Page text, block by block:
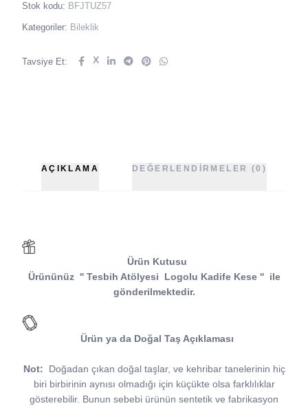
Stok kodu: BFJTUZ57
Kategoriler: Bileklik
Tavsiye Et: X
AÇIKLAMA DEĞERLENDIRMELER (0)
Ürün Kutusu
Ürününüz '' Tesbih Atölyesi Logolu Kadife Kese '' ile
gönderilmektedir.
Ürün ya da Doğal Taş Açıklaması
Not:
Doğadan çıkan doğal taşlar, ve kehribar tanelerinin hiç
biri birbirinin aynısı olmadığı için küçükte olsa farklılıklar
gösterebilir. Bunun sebebi ürünün sentetik ve fabrikasyon